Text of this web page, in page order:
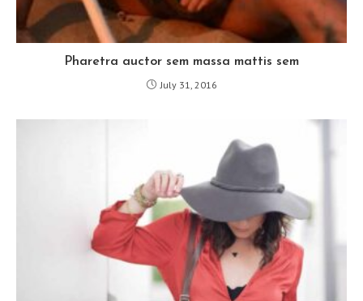
Pharetra auctor sem massa mattis sem
July 31, 2016